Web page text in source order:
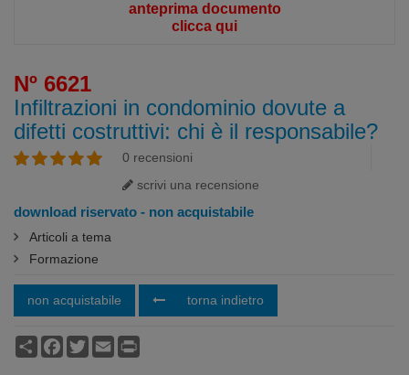
anteprima documento
clicca qui
Nº 6621
Infiltrazioni in condominio dovute a
difetti costruttivi: chi è il responsabile?
0 recensioni
scrivi una recensione
download riservato - non acquistabile
Articoli a tema
Formazione
non acquistabile torna indietro
CondividiFacebookTwitterEmail